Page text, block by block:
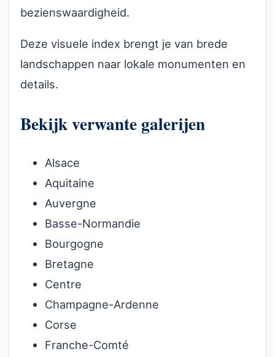
bezienswaardigheid.
Deze visuele index brengt je van brede
landschappen naar lokale monumenten en
details.
Bekijk verwante galerijen
Alsace
Aquitaine
Auvergne
Basse-Normandie
Bourgogne
Bretagne
Centre
Champagne-Ardenne
Corse
Franche-Comté